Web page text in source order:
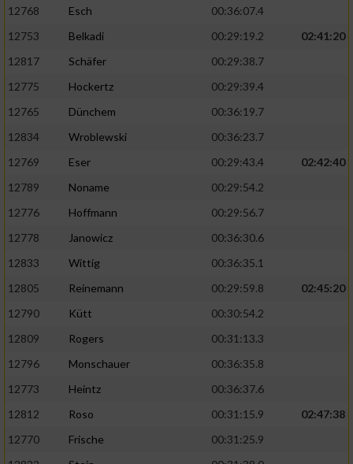
12768
Esch
00:36:07.4
12753
Belkadi 00:29:19.2
02:41:20
12817
Schäfer
00:29:38.7
12775
Hockertz
00:29:39.4
12765
Dünchem
00:36:19.7
12834
Wroblewski
00:36:23.7
12769
Eser 00:29:43.4
02:42:40
12789
Noname
00:29:54.2
12776
Hoffmann
00:29:56.7
12778
Janowicz
00:36:30.6
12833
Wittig
00:36:35.1
12805
Reinemann 00:29:59.8
02:45:20
12790
Kütt
00:30:54.2
12809
Rogers
00:31:13.3
12796
Monschauer
00:36:35.8
12773
Heintz
00:36:37.6
12812
Roso 00:31:15.9
02:47:38
12770
Frische
00:31:25.9